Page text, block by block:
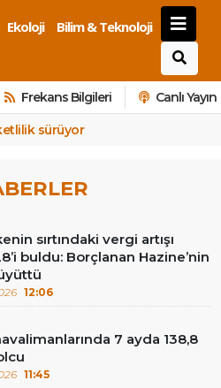
Ekoloji
Bilim & Teknoloji
Frekans Bilgileri Canlı Yayın
sürüyor
sırtındaki vergi artışı
buldu: Borçlanan Hazine’nin
12:06
7 ayda 138,8
11:45